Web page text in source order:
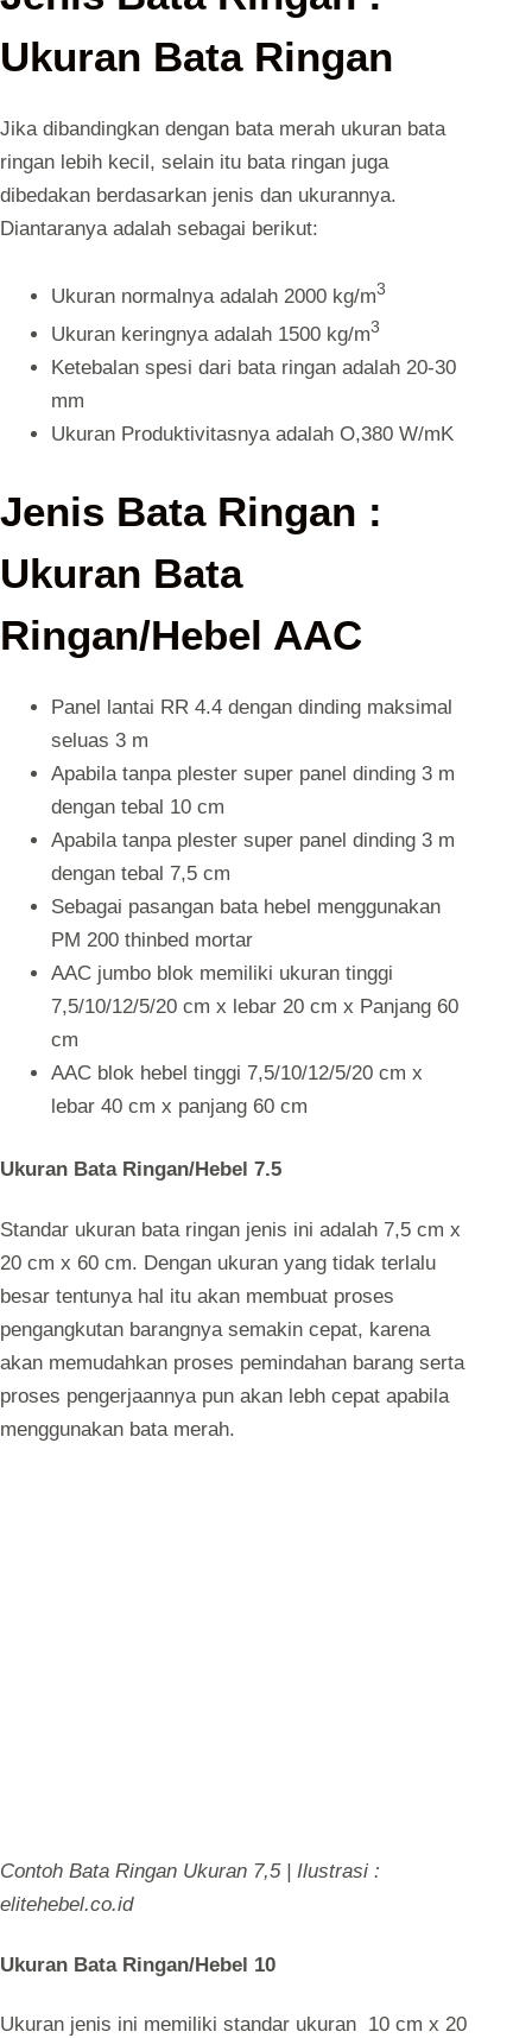
Ukuran Bata Ringan
Jika dibandingkan dengan bata merah ukuran bata
ringan lebih kecil, selain itu bata ringan juga
dibedakan berdasarkan jenis dan ukurannya.
Diantaranya adalah sebagai berikut:
Ukuran normalnya adalah 2000 kg/m3
Ukuran keringnya adalah 1500 kg/m3
Ketebalan spesi dari bata ringan adalah 20-30
mm
Ukuran Produktivitasnya adalah O,380 W/mK
Jenis Bata Ringan :
Ukuran Bata
Ringan/Hebel AAC
Panel lantai RR 4.4 dengan dinding maksimal
seluas 3 m
Apabila tanpa plester super panel dinding 3 m
dengan tebal 10 cm
Apabila tanpa plester super panel dinding 3 m
dengan tebal 7,5 cm
Sebagai pasangan bata hebel menggunakan
PM 200 thinbed mortar
AAC jumbo blok memiliki ukuran tinggi
7,5/10/12/5/20 cm x lebar 20 cm x Panjang 60
cm
AAC blok hebel tinggi 7,5/10/12/5/20 cm x
lebar 40 cm x panjang 60 cm
Ukuran Bata Ringan/Hebel 7.5
Standar ukuran bata ringan jenis ini adalah 7,5 cm x
20 cm x 60 cm. Dengan ukuran yang tidak terlalu
besar tentunya hal itu akan membuat proses
pengangkutan barangnya semakin cepat, karena
akan memudahkan proses pemindahan barang serta
proses pengerjaannya pun akan lebh cepat apabila
menggunakan bata merah.
Contoh Bata Ringan Ukuran 7,5 | Ilustrasi :
elitehebel.co.id
Ukuran Bata Ringan/Hebel 10
Ukuran jenis ini memiliki standar ukuran 10 cm x 20